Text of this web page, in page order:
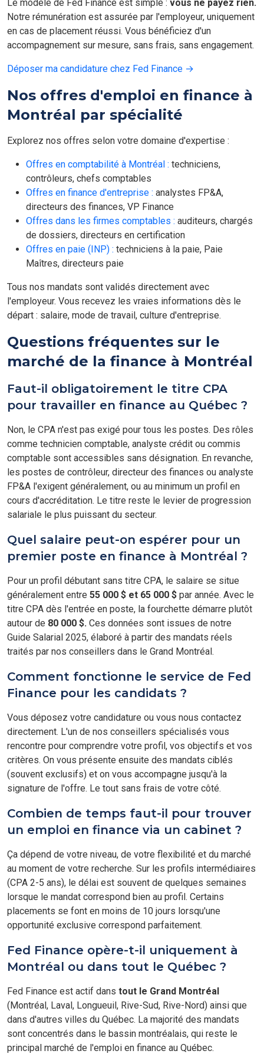
Le modèle de Fed Finance est simple : vous ne payez rien.
Notre rémunération est assurée par l'employeur, uniquement
en cas de placement réussi. Vous bénéficiez d'un
accompagnement sur mesure, sans frais, sans engagement.
Déposer ma candidature chez Fed Finance →
Nos offres d'emploi en finance à
Montréal par spécialité
Explorez nos offres selon votre domaine d'expertise :
Offres en comptabilité à Montréal : techniciens,
contrôleurs, chefs comptables
Offres en finance d'entreprise : analystes FP&A,
directeurs des finances, VP Finance
Offres dans les firmes comptables : auditeurs, chargés
de dossiers, directeurs en certification
Offres en paie (INP) : techniciens à la paie, Paie
Maîtres, directeurs paie
Tous nos mandats sont validés directement avec
l'employeur. Vous recevez les vraies informations dès le
départ : salaire, mode de travail, culture d'entreprise.
Questions fréquentes sur le
marché de la finance à Montréal
Faut-il obligatoirement le titre CPA
pour travailler en finance au Québec ?
Non, le CPA n'est pas exigé pour tous les postes. Des rôles
comme technicien comptable, analyste crédit ou commis
comptable sont accessibles sans désignation. En revanche,
les postes de contrôleur, directeur des finances ou analyste
FP&A l'exigent généralement, ou au minimum un profil en
cours d'accréditation. Le titre reste le levier de progression
salariale le plus puissant du secteur.
Quel salaire peut-on espérer pour un
premier poste en finance à Montréal ?
Pour un profil débutant sans titre CPA, le salaire se situe
généralement entre 55 000 $ et 65 000 $ par année. Avec le
titre CPA dès l'entrée en poste, la fourchette démarre plutôt
autour de 80 000 $. Ces données sont issues de notre
Guide Salarial 2025, élaboré à partir des mandats réels
traités par nos conseillers dans le Grand Montréal.
Comment fonctionne le service de Fed
Finance pour les candidats ?
Vous déposez votre candidature ou vous nous contactez
directement. L'un de nos conseillers spécialisés vous
rencontre pour comprendre votre profil, vos objectifs et vos
critères. On vous présente ensuite des mandats ciblés
(souvent exclusifs) et on vous accompagne jusqu'à la
signature de l'offre. Le tout sans frais de votre côté.
Combien de temps faut-il pour trouver
un emploi en finance via un cabinet ?
Ça dépend de votre niveau, de votre flexibilité et du marché
au moment de votre recherche. Sur les profils intermédiaires
(CPA 2-5 ans), le délai est souvent de quelques semaines
lorsque le mandat correspond bien au profil. Certains
placements se font en moins de 10 jours lorsqu'une
opportunité exclusive correspond parfaitement.
Fed Finance opère-t-il uniquement à
Montréal ou dans tout le Québec ?
Fed Finance est actif dans tout le Grand Montréal
(Montréal, Laval, Longueuil, Rive-Sud, Rive-Nord) ainsi que
dans d'autres villes du Québec. La majorité des mandats
sont concentrés dans le bassin montréalais, qui reste le
principal marché de l'emploi en finance au Québec.